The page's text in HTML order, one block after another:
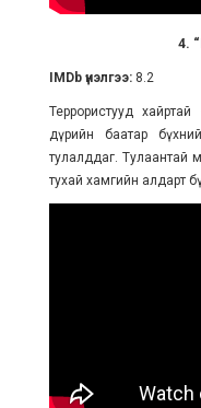
4.
IMDb үнэлгээ:8.2
Террористууд
дүрийн баатар
тулалддаг. Тулаантай
тухай хамгийн алдарт